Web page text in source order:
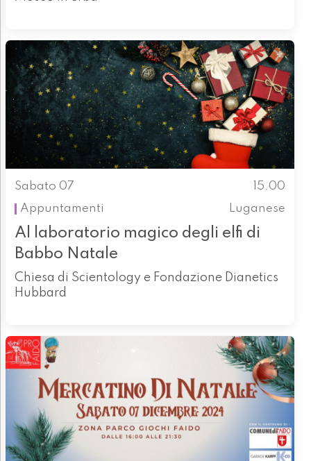
Sabato 07
15.00
Appuntamenti
Luganese
Al laboratorio magico degli elfi di
Babbo Natale
Chiesa di Scientology e Fondazione Dianetics
Hubbard